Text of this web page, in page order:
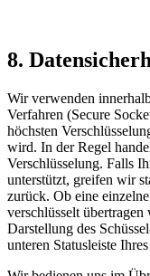
8.
Wir verwenden
Verfahren (Secure
höchsten
wird. In der Regel
Verschlüsselung. Falls
unterstützt, greifen wir
zurück. Ob eine
verschlüsselt übertragen
Darstellung des
unteren Statusleiste